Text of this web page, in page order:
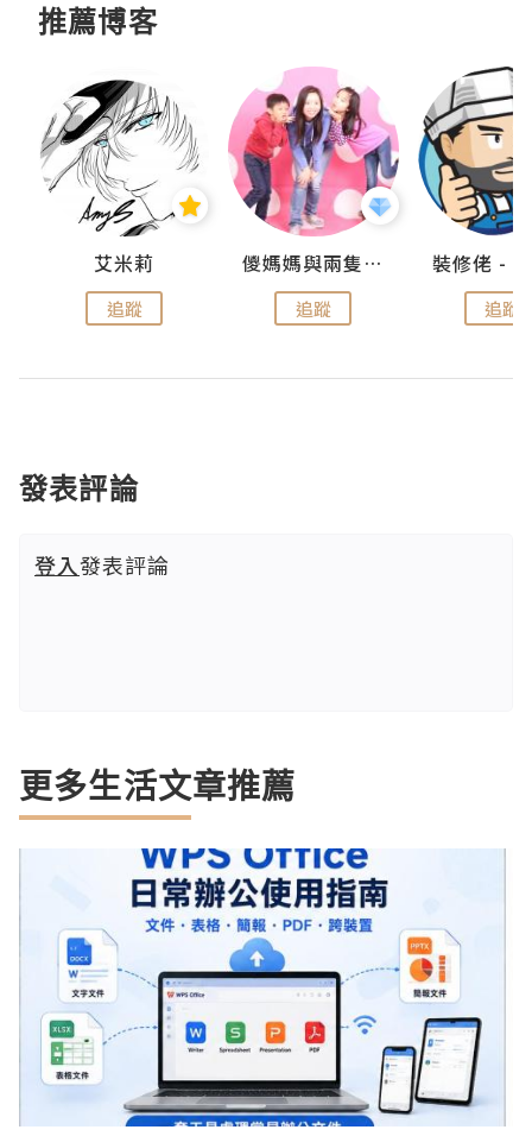
推薦博客
艾米莉
追蹤
儍媽媽與兩隻小魔怪之家
追蹤 追蹤
發表評論
登入發表評論
更多生活文章推薦